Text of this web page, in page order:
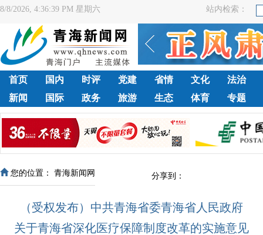
8/8/2026, 4:36:39 PM 星期六 站内检索：
首页 国内 时评 党建 省情 文化
法治
新闻
国际 政务 旅游 生态 体育 专题
您的位置： 青海新闻网 分享到：
（受权发布）中共青海省委青海省人民政府
关于青海省深化医疗保障制度改革的实施意见